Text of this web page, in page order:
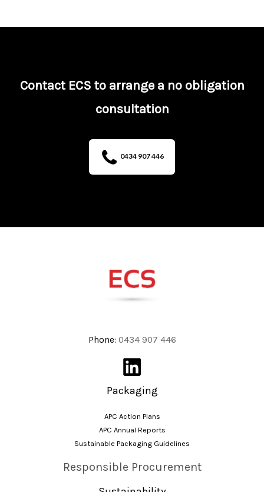
Contact ECS to arrange a no obligation
consultation
0434 907 446
Phone: 0434 907 446
Packaging
APC Action Plans
APC Annual Reports
Sustainable Packaging Guidelines
Responsible Procurement